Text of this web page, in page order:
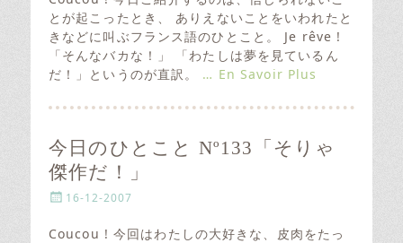
t
e
d
n
とが起こったとき、 ありえないことをいわれたと
きなどに叫ぶフランス語のひとこと。 Je rêve !
「そんなバカな！」 「わたしは夢を見ているん
だ！」というのが直訳。 … En Savoir Plus
今日のひとこと Nº133「そりゃ
傑作だ！」
P
s
16-12-2007
Coucou ! 今回はわたしの大好きな、皮肉をたっ